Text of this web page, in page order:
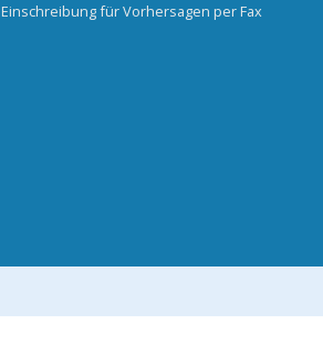
Einschreibung für Vorhersagen per Fax